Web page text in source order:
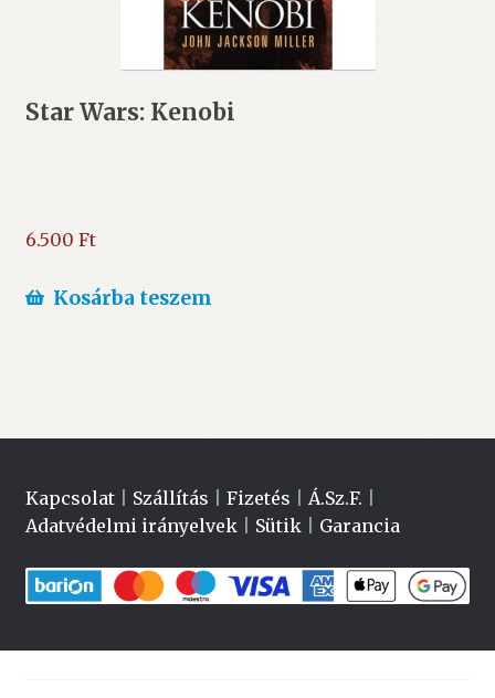
Star Wars: Kenobi
6.500 Ft
Kosárba teszem
Kapcsolat| Szállítás Fizetés Á.Sz.F.
Adatvédelmi irányelvek| Sütik| Garancia